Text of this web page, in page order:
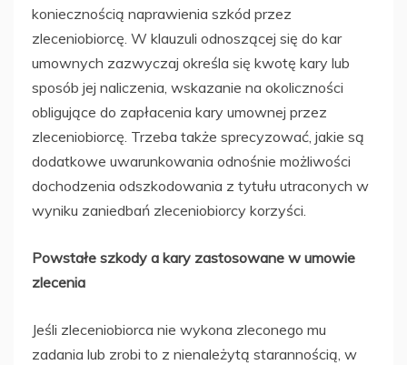
koniecznością naprawienia szkód przez
zleceniobiorcę. W klauzuli odnoszącej się do kar
umownych zazwyczaj określa się kwotę kary lub
sposób jej naliczenia, wskazanie na okoliczności
obligujące do zapłacenia kary umownej przez
zleceniobiorcę. Trzeba także sprecyzować, jakie są
dodatkowe uwarunkowania odnośnie możliwości
dochodzenia odszkodowania z tytułu utraconych w
wyniku zaniedbań zleceniobiorcy korzyści.
Powstałe szkody a kary zastosowane w umowie
zlecenia
Jeśli zleceniobiorca nie wykona zleconego mu
zadania lub zrobi to z nienależytą starannością, w